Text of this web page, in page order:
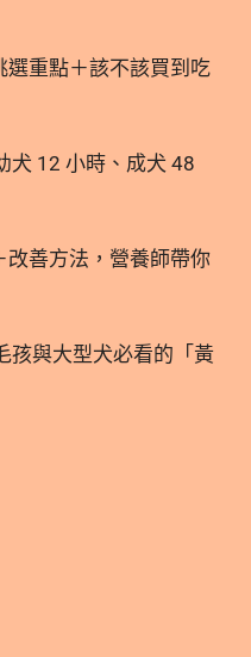
認知表現(4)，其影
｜與葉酸有相互補償
團(-CH3)，參與
達。當體內葉酸不足
兩者攝取
選重點＋該不該買到吃
犬 12 小時、成犬 48
改善方法，營養師帶你
孩與大型犬必看的「黃